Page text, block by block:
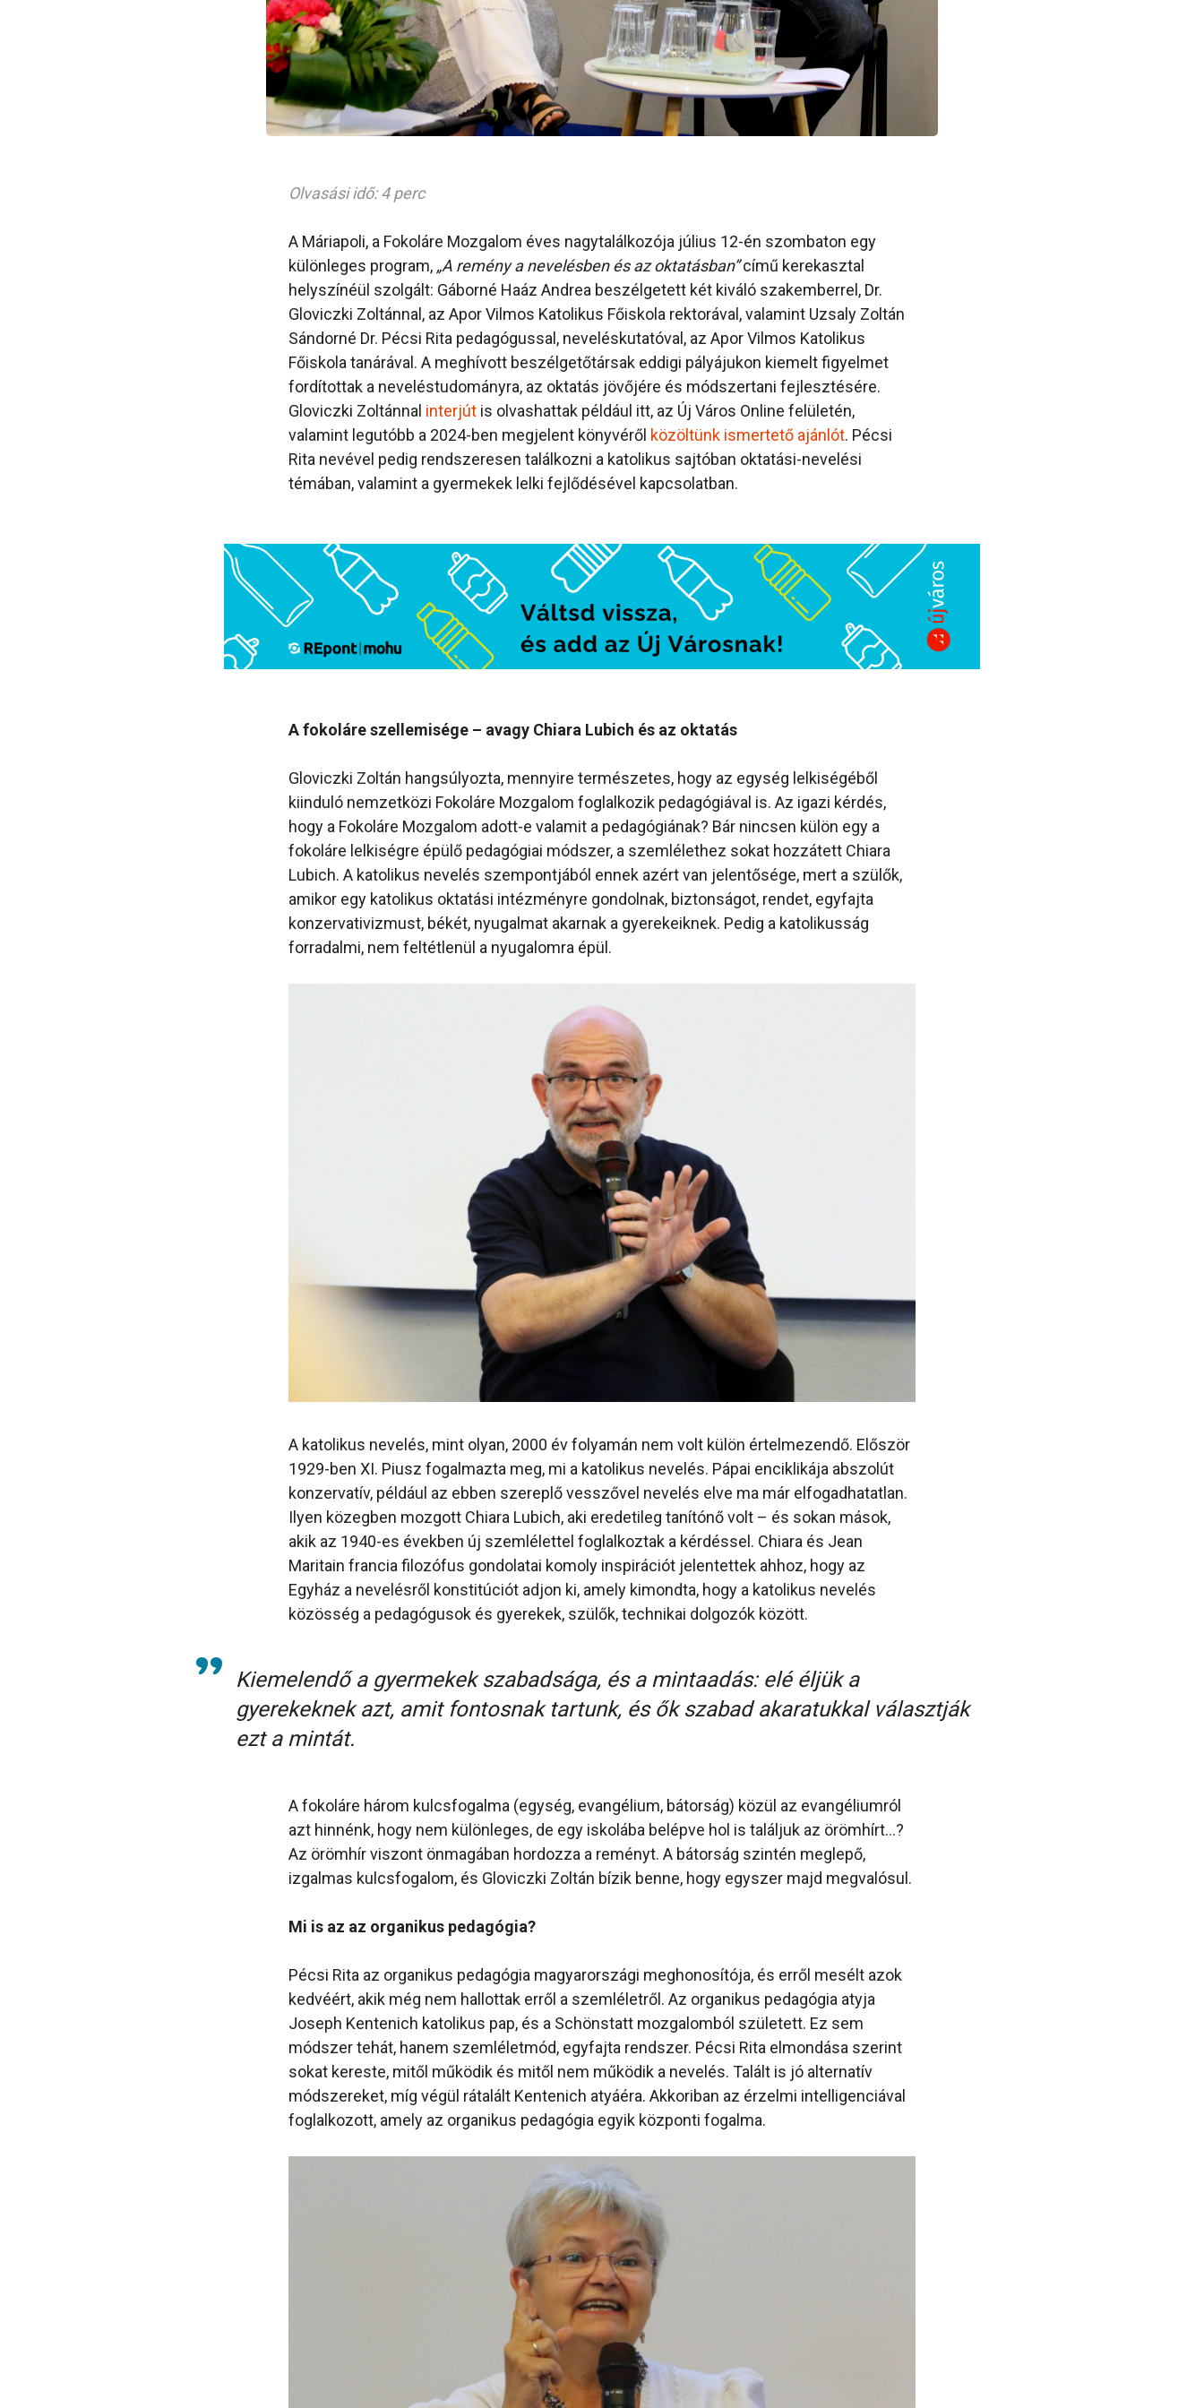
Olvasási idő: 4 perc
A Máriapoli, a Fokoláre Mozgalom éves nagytalálkozója július 12-én szombaton egy
különleges program, „A remény a nevelésben és az oktatásban”című kerekasztal
helyszínéül szolgált: Gáborné Haáz Andrea beszélgetett két kiváló szakemberrel, Dr.
Gloviczki Zoltánnal, az Apor Vilmos Katolikus Főiskola rektorával, valamint Uzsaly Zoltán
Sándorné Dr. Pécsi Rita pedagógussal, neveléskutatóval, az Apor Vilmos Katolikus
Főiskola tanárával. A meghívott beszélgetőtársak eddigi pályájukon kiemelt figyelmet
fordítottak a neveléstudományra, az oktatás jövőjére és módszertani fejlesztésére.
Gloviczki Zoltánnal interjút is olvashattak például itt, az Új Város Online felületén,
valamint legutóbb a 2024-ben megjelent könyvéről közöltünk ismertető ajánlót. Pécsi
Rita nevével pedig rendszeresen találkozni a katolikus sajtóban oktatási-nevelési
témában, valamint a gyermekek lelki fejlődésével kapcsolatban.
A fokoláre szellemisége – avagy Chiara Lubich és az oktatás
Gloviczki Zoltán hangsúlyozta, mennyire természetes, hogy az egység lelkiségéből
kiinduló nemzetközi Fokoláre Mozgalom foglalkozik pedagógiával is. Az igazi kérdés,
hogy a Fokoláre Mozgalom adott-e valamit a pedagógiának? Bár nincsen külön egy a
fokoláre lelkiségre épülő pedagógiai módszer, a szemlélethez sokat hozzátett Chiara
Lubich. A katolikus nevelés szempontjából ennek azért van jelentősége, mert a szülők,
amikor egy katolikus oktatási intézményre gondolnak, biztonságot, rendet, egyfajta
konzervativizmust, békét, nyugalmat akarnak a gyerekeiknek. Pedig a katolikusság
forradalmi, nem feltétlenül a nyugalomra épül.
A katolikus nevelés, mint olyan, 2000 év folyamán nem volt külön értelmezendő. Először
1929-ben XI. Piusz fogalmazta meg, mi a katolikus nevelés. Pápai enciklikája abszolút
konzervatív, például az ebben szereplő vesszővel nevelés elve ma már elfogadhatatlan.
Ilyen közegben mozgott Chiara Lubich, aki eredetileg tanítónő volt – és sokan mások,
akik az 1940-es években új szemlélettel foglalkoztak a kérdéssel. Chiara és Jean
Maritain francia filozófus gondolatai komoly inspirációt jelentettek ahhoz, hogy az
Egyház a nevelésről konstitúciót adjon ki, amely kimondta, hogy a katolikus nevelés
közösség a pedagógusok és gyerekek, szülők, technikai dolgozók között.
Kiemelendő a gyermekek szabadsága, és a mintaadás: elé éljük a
gyerekeknek azt, amit fontosnak tartunk, és ők szabad akaratukkal választják
ezt a mintát.
A fokoláre három kulcsfogalma (egység, evangélium, bátorság) közül az evangéliumról
azt hinnénk, hogy nem különleges, de egy iskolába belépve hol is találjuk az örömhírt…?
Az örömhír viszont önmagában hordozza a reményt. A bátorság szintén meglepő,
izgalmas kulcsfogalom, és Gloviczki Zoltán bízik benne, hogy egyszer majd megvalósul.
Mi is az az organikus pedagógia?
Pécsi Rita az organikus pedagógia magyarországi meghonosítója, és erről mesélt azok
kedvéért, akik még nem hallottak erről a szemléletről. Az organikus pedagógia atyja
Joseph Kentenich katolikus pap, és a Schönstatt mozgalomból született. Ez sem
módszer tehát, hanem szemléletmód, egyfajta rendszer. Pécsi Rita elmondása szerint
sokat kereste, mitől működik és mitől nem működik a nevelés. Talált is jó alternatív
módszereket, míg végül rátalált Kentenich atyáéra. Akkoriban az érzelmi intelligenciával
foglalkozott, amely az organikus pedagógia egyik központi fogalma.